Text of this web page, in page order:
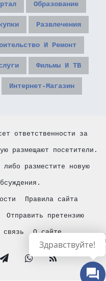
Образование
Развлечения
И Ремонт
Фильмы И ТВ
Интернет-Магазин
ответственности за
размещают посетители.
разместите новую
Правила сайта
Отправить претензию
связь
О сайте
TelegramWhatsApp
RSS
Здравствуйте!